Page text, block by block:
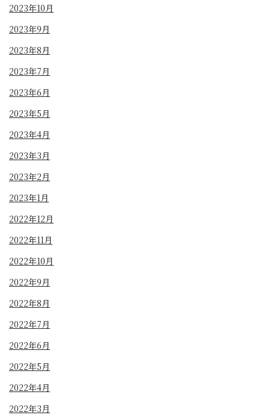
2023年10月
2023年9月
2023年8月
2023年7月
2023年6月
2023年5月
2023年4月
2023年3月
2023年2月
2023年1月
2022年12月
2022年11月
2022年10月
2022年9月
2022年8月
2022年7月
2022年6月
2022年5月
2022年4月
2022年3月